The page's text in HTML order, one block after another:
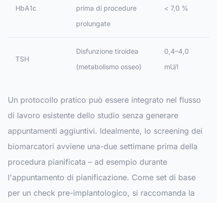
HbA1c
prima di procedure
prolungate
< 7,0 %
TSH
Disfunzione tiroidea
(metabolismo osseo)
0,4–4,0
mU/l
Un protocollo pratico può essere integrato nel flusso
di lavoro esistente dello studio senza generare
appuntamenti aggiuntivi. Idealmente, lo screening dei
biomarcatori avviene una-due settimane prima della
procedura pianificata – ad esempio durante
l'appuntamento di pianificazione. Come set di base
per un check pre-implantologico, si raccomanda la